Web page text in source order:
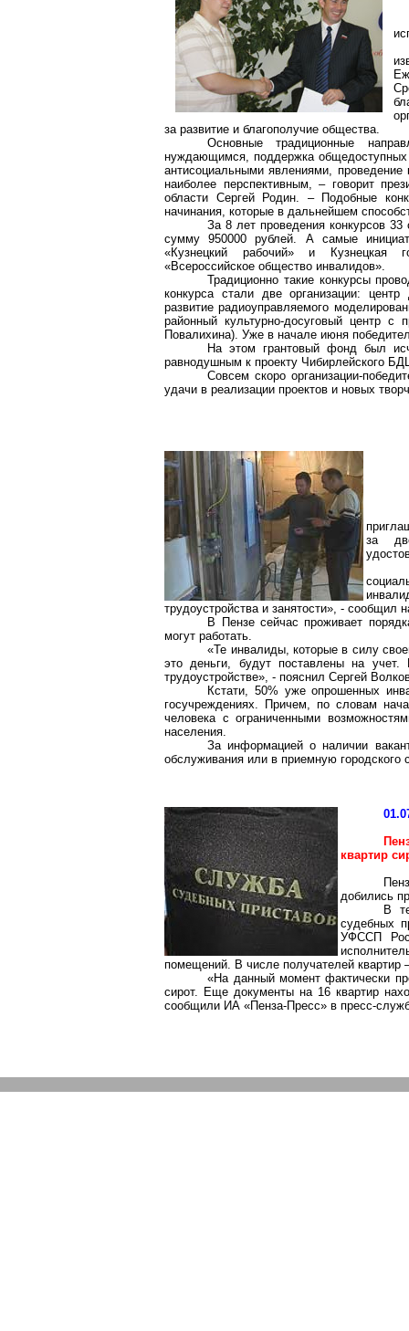
за развитие и благополучие общества.
Основные традиционные
нуждающимся, поддержка
антисоциальными явлениями, проведение
наиболее перспективным, – говорит
области Сергей Родин. – Подобные
начинания, которые в дальнейшем
За 8 лет проведения конкурсов
сумму 950000 рублей. А самые
«Кузнецкий рабочий» и Кузнецкая
«Всероссийское общество инвалидов».
Традиционно такие конкурсы
конкурса стали две организации: центр
развитие радиоуправляемого
районныйкультурно-досуговый центр с
Повалихина). Уже в начале июня
На этомгрантовый фонд был
равнодушным к проекту Чибирлейского
Совсем скоро организации-
удачи в реализации проектов и новых
за
трудоустройства и занятости», - сообщил
В Пензе сейчас проживает
могут работать.
«Те инвалиды, которые в силу
это деньги, будут поставлены на
трудоустройстве», - пояснил Сергей
Кстати, 50% уже опрошенных
госучреждениях. Причем, по словам
человека с ограниченными
населения.
За информацией о наличии
обслуживания или в приемную
квартир
добились
В
судебных
УФССП
помещений. В числе получателей квартир
«На данный момент фактически
сирот. Еще документы на 16 квартир
сообщили ИА «Пенза-Пресс» в пресс-